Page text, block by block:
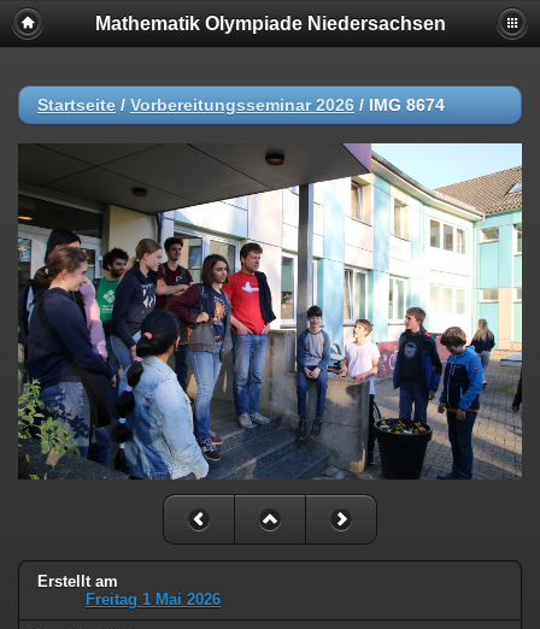
Mathematik Olympiade Niedersachsen
Startseite / Vorbereitungsseminar 2026 / IMG 8674
Erstellt am
Freitag 1 Mai 2026